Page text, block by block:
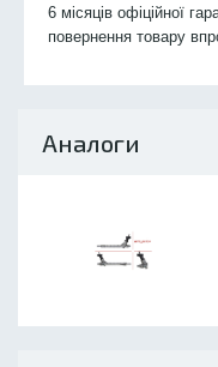
6 місяців офіційної
повернення товару
Аналоги